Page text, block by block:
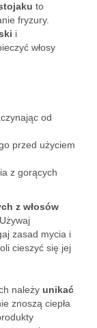
to
fryzury.
i
włosy
od
przed użyciem
z gorących
z włosów
zasad mycia i
cieszyć się jej
należy unikać
znoszą ciepła